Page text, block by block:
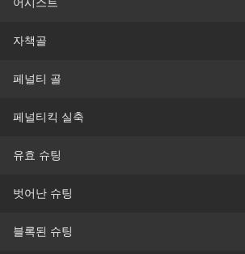
자책골
페널티 골
페널티킥 실축
유효 슈팅
벗어난 슈팅
블록된 슈팅